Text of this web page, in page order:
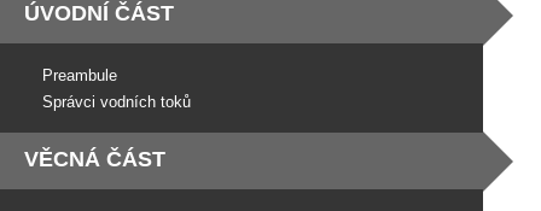
ÚVODNÍ ČÁST
Preambule
Správci vodních toků
VĚCNÁ ČÁST